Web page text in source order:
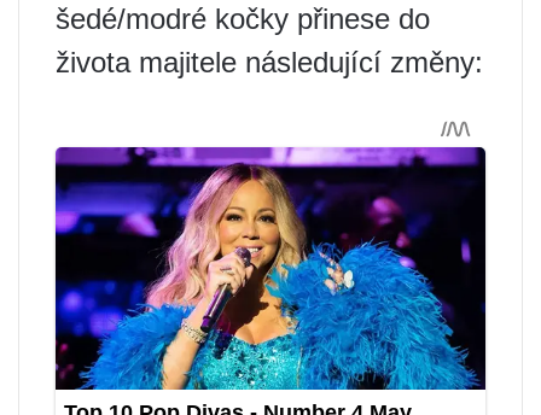
šedé/modré kočky přinese do
života majitele následující změny: